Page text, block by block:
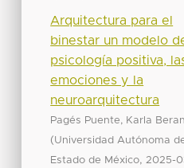
Arquitectura para el
binestar un modelo
psicología positiva,
emociones y la
neuroarquitectura
Pagés Puente, Karla
(Universidad Autónoma
Estado de México, 2025-